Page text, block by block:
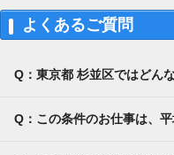
よくあるご質問
Q：東京都 杉並区ではどん
Q：この条件のお仕事は、